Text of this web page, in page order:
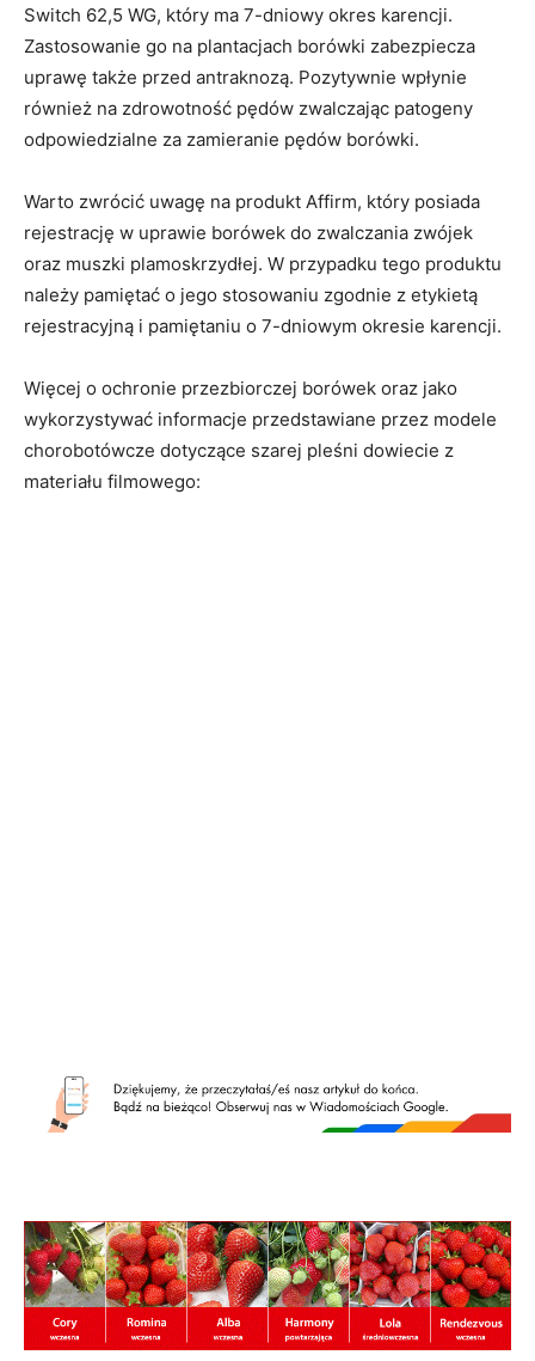
Switch 62,5 WG, który ma 7-dniowy okres karencji.
Zastosowanie go na plantacjach borówki zabezpiecza
uprawę także przed antraknozą. Pozytywnie wpłynie
również na zdrowotność pędów zwalczając patogeny
odpowiedzialne za zamieranie pędów borówki.
Warto zwrócić uwagę na produkt Affirm, który posiada
rejestrację w uprawie borówek do zwalczania zwójek
oraz muszki plamoskrzydłej. W przypadku tego produktu
należy pamiętać o jego stosowaniu zgodnie z etykietą
rejestracyjną i pamiętaniu o 7-dniowym okresie karencji.
Więcej o ochronie przezbiorczej borówek oraz jako
wykorzystywać informacje przedstawiane przez modele
chorobotówcze dotyczące szarej pleśni dowiecie z
materiału filmowego: